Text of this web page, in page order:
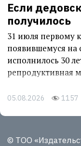
Если
получилось
31 июля первому
появившемуся на
исполнилось 30
репродуктивная
05.08.2026 1157
© ТОО